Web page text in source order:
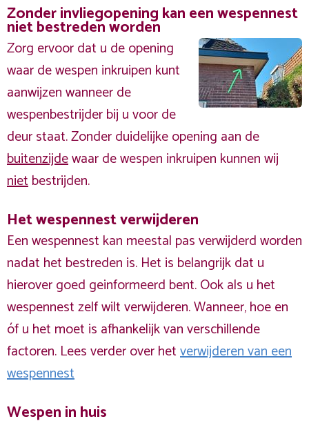
Zonder invliegopening kan een wespennest
niet bestreden worden
Zorg ervoor dat u de opening
waar de wespen inkruipen kunt
aanwijzen wanneer de
wespenbestrijder bij u voor de
deur staat. Zonder duidelijke opening aan de
buitenzijdewaar de wespen inkruipen kunnen wij
nietbestrijden.
Het wespennest verwijderen
Een wespennest kan meestal pas verwijderd worden
nadat het bestreden is. Het is belangrijk dat u
hierover goed geinformeerd bent. Ook als u het
wespennest zelf wilt verwijderen. Wanneer, hoe en
óf u het moet is afhankelijk van verschillende
factoren. Lees verder over hetverwijderen van een
wespennest
Wespen in huis